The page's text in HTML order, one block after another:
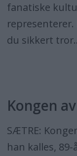
fanatiske
du sikkert
Kongen
SÆTRE:
han kalles,